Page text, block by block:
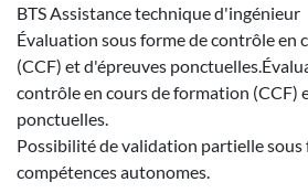
BTS Assistance technique d'ingénieur
Évaluation sous forme de contrôle en
(CCF) et d'épreuves
contrôle en cours de formation (CCF)
ponctuelles.
Possibilité de validation partielle sous
compétences autonomes.